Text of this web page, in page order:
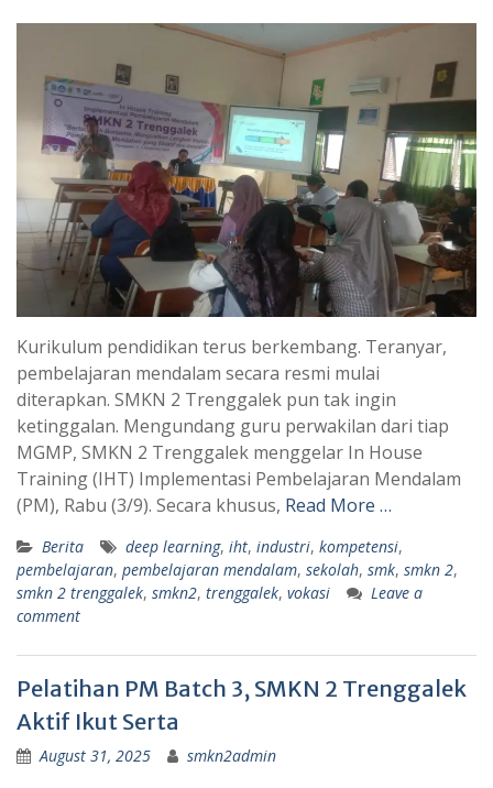
Kurikulum pendidikan terus berkembang. Teranyar,
pembelajaran mendalam secara resmi mulai
diterapkan. SMKN 2 Trenggalek pun tak ingin
ketinggalan. Mengundang guru perwakilan dari tiap
MGMP, SMKN 2 Trenggalek menggelar In House
Training (IHT) Implementasi Pembelajaran Mendalam
(PM), Rabu (3/9). Secara khusus, Read More …
Berita deep learning, iht, industri, kompetensi,
pembelajaran, pembelajaran mendalam, sekolah, smk, smkn 2,
smkn 2 trenggalek, smkn2, trenggalek, vokasi
Leave a
comment
Pelatihan PM Batch 3, SMKN 2 Trenggalek
Aktif Ikut Serta
August 31, 2025 smkn2admin